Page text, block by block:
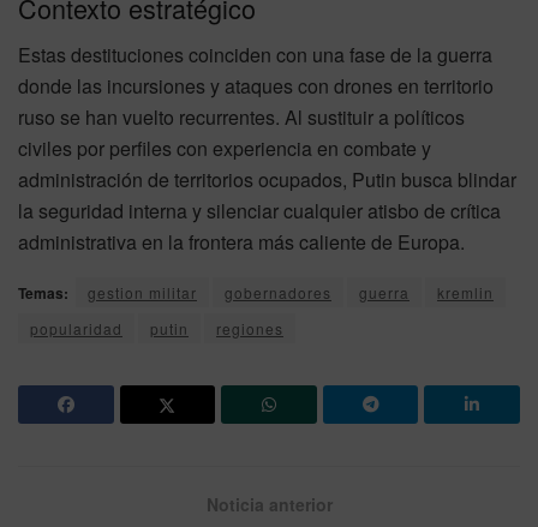
Contexto estratégico
Estas destituciones coinciden con una fase de la guerra
donde las incursiones y ataques con drones en territorio
ruso se han vuelto recurrentes. Al sustituir a políticos
civiles por perfiles con experiencia en combate y
administración de territorios ocupados, Putin busca blindar
la seguridad interna y silenciar cualquier atisbo de crítica
administrativa en la frontera más caliente de Europa.
Temas: gestion militar gobernadores guerra
kremlin
popularidad
putin regiones
Noticia anterior